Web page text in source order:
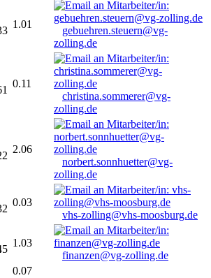
1.01
gebuehren.steuern@vg-
zolling.de
0.11
christina.sommerer@vg-
zolling.de
2.06
norbert.sonnhuetter@vg-
zolling.de
0.03
vhs-zolling@vhs-moosburg.de
1.03
finanzen@vg-zolling.de
0.07